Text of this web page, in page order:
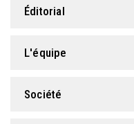
Éditorial
L'équipe
Société